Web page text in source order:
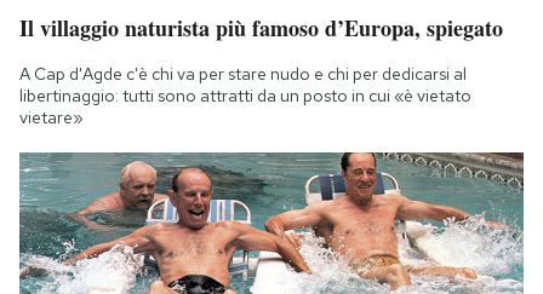
Il villaggio naturista più famoso d’Europa, spiegato
A Cap d'Agde c'è chi va per stare nudo e chi per dedicarsi al
libertinaggio: tutti sono attratti da un posto in cui «è vietato
vietare»